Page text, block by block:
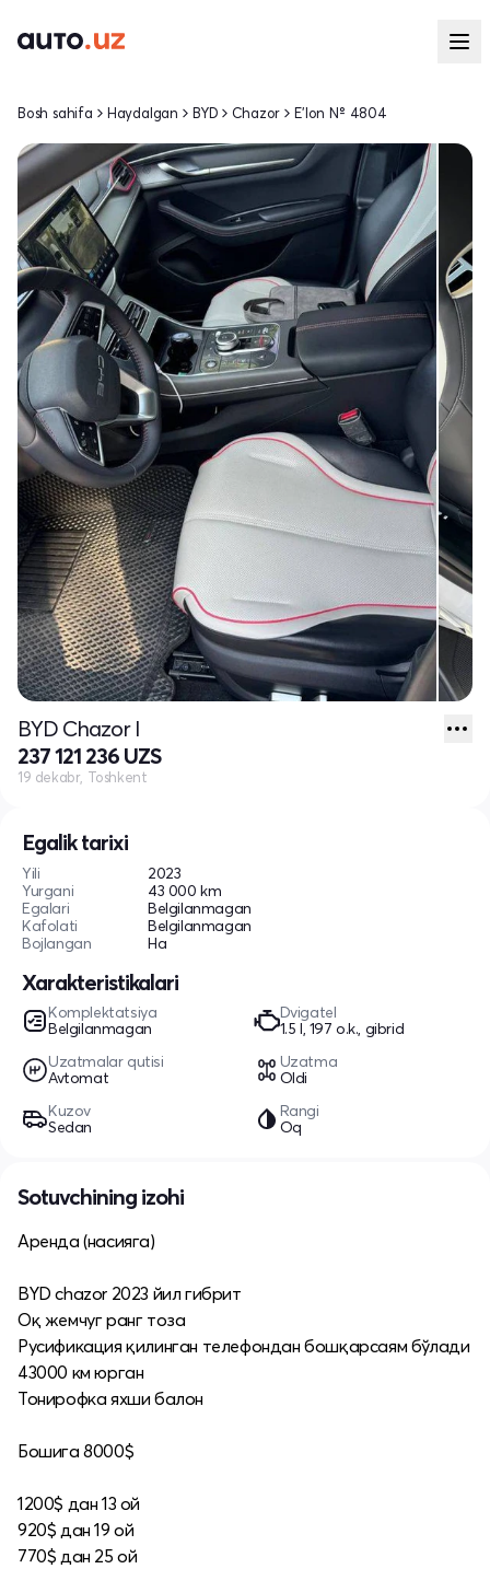
Egalik tarixi
Yili
2023
Yurgani
43 000 km
Egalari
Belgilanmagan
Kafolati
Belgilanmagan
Bojlangan
Ha
Xarakteristikalari
Komplektatsiya
Belgilanmagan
Dvigatel
1.5 l, 197 o.k., gibrid
Uzatmalar qutisi
Avtomat
Uzatma
Oldi
Kuzov
Sedan
Rangi
Oq
Bosh sahifa Haydalgan BYD Chazor E'lon № 4804
BYD Chazor I
237 121 236 UZS
19 dekabr, Toshkent
Sotuvchining izohi
Аренда (насияга)
BYD chazor 2023 йил гибрит
Оқ жемчуг ранг тоза
Русификация қилинган телефондан бошқарсаям бўлади
43000 км юрган
Тонирофка яхши балон
Бошига 8000$
1200$ дан 13 ой
920$ дан 19 ой
770$ дан 25 ой